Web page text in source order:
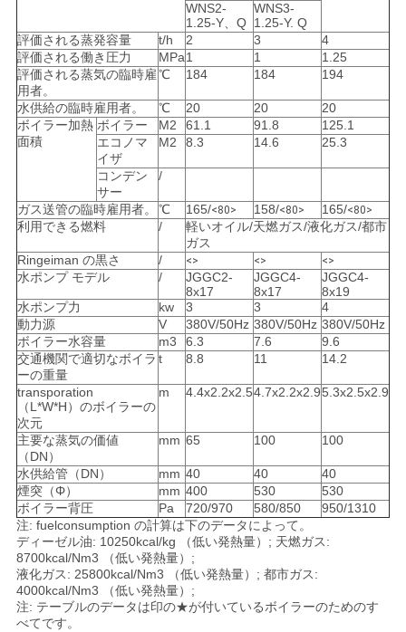
バ
シ
ー
ポ
シ
ー
WNS2-
1.25-Y、Q
WNS3-
1.25-Y. Q
評価される蒸発容量
t/h 2 3
4
評価される働き圧力
MPa1 1
1.25
評価される蒸気の臨時雇
用者。
℃ 184 184 194
水供給の臨時雇用者。 ℃ 20 20
20
ボイラー加熱
面積
ボイラー M2 61.1 91.8
125.1
エコノマ
イザ
M2 8.3 14.6 25.3
コンデン
サー
/
ガス送管の臨時雇用者。 ℃ 165/<80> 158/<80> 165/<80>
利用できる燃料 /
軽いオイル/天燃ガス/液化ガス/都市
ガス
Ringeiman の黒さ
/ <> <> <>
水ポンプ モデル /
JGGC2-
8x17
JGGC4-
8x17
JGGC4-
8x19
水ポンプ力
kw 3 3
4
動力源
V 380V/50Hz 380V/50Hz 380V/50Hz
ボイラー水容量
m3 6.3 7.6
9.6
交通機関で適切なボイラ
ーの重量
t 8.8 11 14.2
transporation
（L*W*H）のボイラーの
次元
m 4.4x2.2x2.54.7x2.2x2.95.3x2.5x2.9
主要な蒸気の価値
（DN）
mm 65 100 100
水供給管（DN） mm 40 40
40
煙突（Φ）
mm 400 530
530
ボイラー背圧
Pa 720/970 580/850
950/1310
注: fuelconsumption の計算は下のデータによって。
ディーゼル油: 10250kcal/kg （低い発熱量）; 天燃ガス:
8700kcal/Nm3 （低い発熱量）;
液化ガス: 25800kcal/Nm3 （低い発熱量）; 都市ガス:
4000kcal/Nm3 （低い発熱量）;
注: テーブルのデータは印の★が付いているボイラーのためのす
べてです。